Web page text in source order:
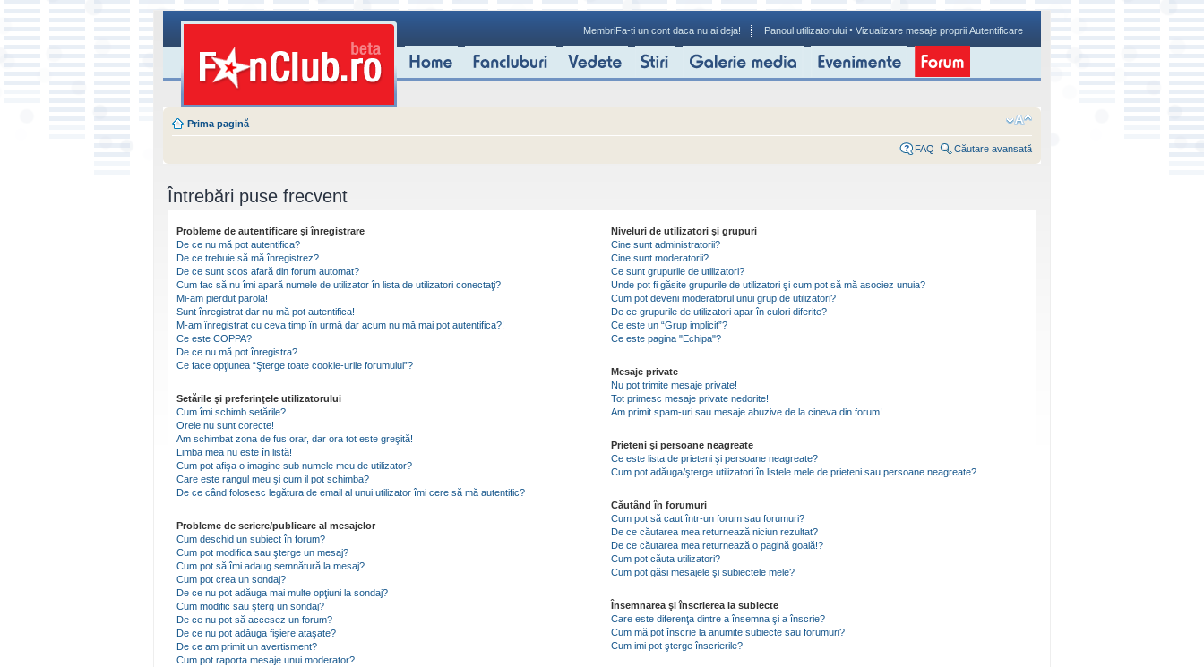
MembriFa-ti un cont daca nu ai deja! Panoul utilizatorului • Vizualizare mesaje proprii Autentificare
Prima pagină
FAQ Căutare avansată
Întrebări puse frecvent
Probleme de autentificare şi înregistrare
De ce nu mă pot autentifica?
De ce trebuie să mă înregistrez?
De ce sunt scos afară din forum automat?
Cum fac să nu îmi apară numele de utilizator în lista de utilizatori conectaţi?
Mi-am pierdut parola!
Sunt înregistrat dar nu mă pot autentifica!
M-am înregistrat cu ceva timp în urmă dar acum nu mă mai pot autentifica?!
Ce este COPPA?
De ce nu mă pot înregistra?
Ce face opţiunea “Şterge toate cookie-urile forumului”?
Setările şi preferinţele utilizatorului
Cum îmi schimb setările?
Orele nu sunt corecte!
Am schimbat zona de fus orar, dar ora tot este greşită!
Limba mea nu este în listă!
Cum pot afişa o imagine sub numele meu de utilizator?
Care este rangul meu şi cum il pot schimba?
De ce când folosesc legătura de email al unui utilizator îmi cere să mă autentific?
Probleme de scriere/publicare al mesajelor
Cum deschid un subiect în forum?
Cum pot modifica sau şterge un mesaj?
Cum pot să îmi adaug semnătură la mesaj?
Cum pot crea un sondaj?
De ce nu pot adăuga mai multe opţiuni la sondaj?
Cum modific sau şterg un sondaj?
De ce nu pot să accesez un forum?
De ce nu pot adăuga fişiere ataşate?
De ce am primit un avertisment?
Cum pot raporta mesaje unui moderator?
Niveluri de utilizatori şi grupuri
Cine sunt administratorii?
Cine sunt moderatorii?
Ce sunt grupurile de utilizatori?
Unde pot fi găsite grupurile de utilizatori şi cum pot să mă asociez unuia?
Cum pot deveni moderatorul unui grup de utilizatori?
De ce grupurile de utilizatori apar în culori diferite?
Ce este un “Grup implicit”?
Ce este pagina "Echipa"?
Mesaje private
Nu pot trimite mesaje private!
Tot primesc mesaje private nedorite!
Am primit spam-uri sau mesaje abuzive de la cineva din forum!
Prieteni şi persoane neagreate
Ce este lista de prieteni şi persoane neagreate?
Cum pot adăuga/şterge utilizatori în listele mele de prieteni sau persoane neagreate?
Căutând în forumuri
Cum pot să caut într-un forum sau forumuri?
De ce căutarea mea returnează niciun rezultat?
De ce căutarea mea returnează o pagină goală!?
Cum pot căuta utilizatori?
Cum pot găsi mesajele şi subiectele mele?
Însemnarea şi înscrierea la subiecte
Care este diferenţa dintre a însemna şi a înscrie?
Cum mă pot înscrie la anumite subiecte sau forumuri?
Cum imi pot şterge înscrierile?